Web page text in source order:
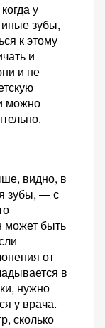
у
зубы,
к этому
и
и не
можно
видно, в
зубы, — с
может быть
от
в
нужно
у врача.
сколько